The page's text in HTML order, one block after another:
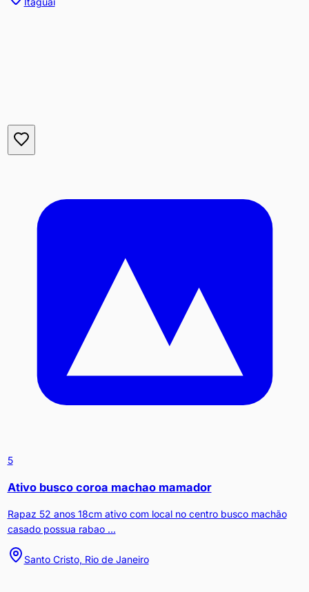
5
Ativo busco coroa machao mamador
Rapaz 52 anos 18cm ativo com local no centro busco machão
casado possua rabao ...
Santo Cristo, Rio de Janeiro